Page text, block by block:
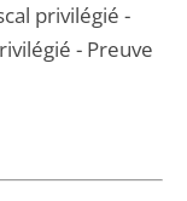
privilégié -
- Preuve